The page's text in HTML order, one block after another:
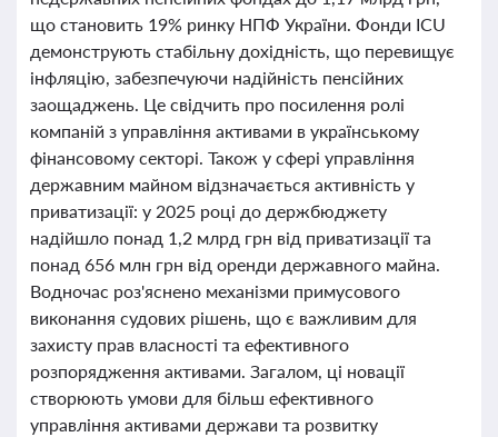
що становить 19% ринку НПФ України. Фонди ICU
демонструють стабільну дохідність, що перевищує
інфляцію, забезпечуючи надійність пенсійних
заощаджень. Це свідчить про посилення ролі
компаній з управління активами в українському
фінансовому секторі. Також у сфері управління
державним майном відзначається активність у
приватизації: у 2025 році до держбюджету
надійшло понад 1,2 млрд грн від приватизації та
понад 656 млн грн від оренди державного майна.
Водночас роз'яснено механізми примусового
виконання судових рішень, що є важливим для
захисту прав власності та ефективного
розпорядження активами. Загалом, ці новації
створюють умови для більш ефективного
управління активами держави та розвитку